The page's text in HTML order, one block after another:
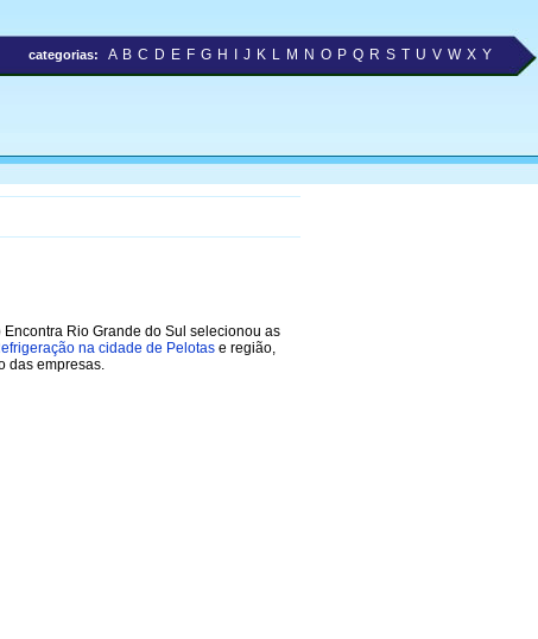
categorias: A B C D E F G H J K L M N O P Q R S T U V W X Y
Encontra Rio Grande do Sul selecionou as
na cidade de Pelotas e região,
das empresas.